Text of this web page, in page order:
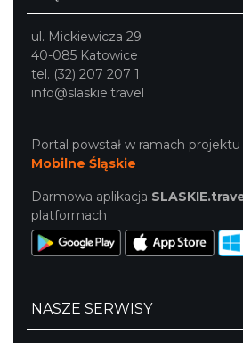
ul. Mickiewicza 29
40-085 Katowice
tel. (32) 207 207 1
info@slaskie.travel
Portal powstał w ramach projektu
Mobilne Śląskie
Darmowa aplikacja
platformach
NASZE SERWISY